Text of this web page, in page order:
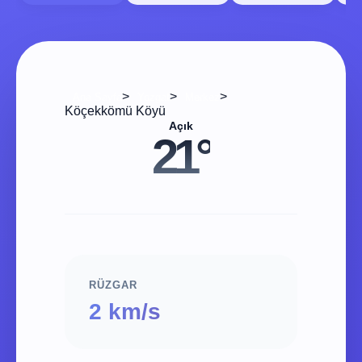
> >
>
Köçekkömü Köyü
Açık
21°
RÜZGAR
2 km/s